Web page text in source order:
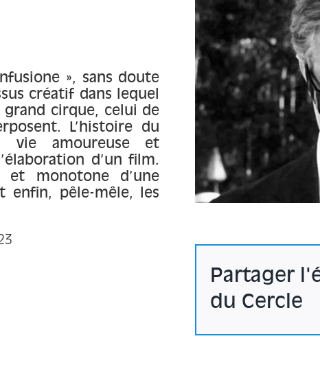
», sans doute
créatif dans lequel
cirque, celui de
L’histoire du
vie amoureuse et
d’un film.
monotone d’une
enfin, pêle-mêle, les
Partager
du Cercle